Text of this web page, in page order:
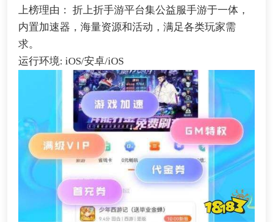
上榜理由： 折上折手游平台集公益服手游于一体，
内置加速器，海量资源和活动，满足各类玩家需
求。
运行环境: iOS/安卓/iOS